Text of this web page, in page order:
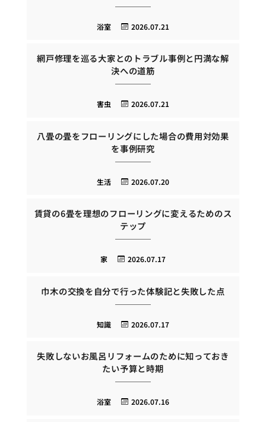
2026.07.21
浴室
網戸修理を巡る大家とのトラブル事例と円満な解
決への道筋
2026.07.21
害虫
八畳の畳をフローリングにした場合の費用対効果
を事例研究
2026.07.20
生活
賃貸の6畳を理想のフローリングに変えるためのス
テップ
2026.07.17
家
巾木の交換を自分で行った体験記と失敗した点
2026.07.17
知識
失敗しないお風呂リフォームのために知っておき
たい予算と時期
2026.07.16
浴室